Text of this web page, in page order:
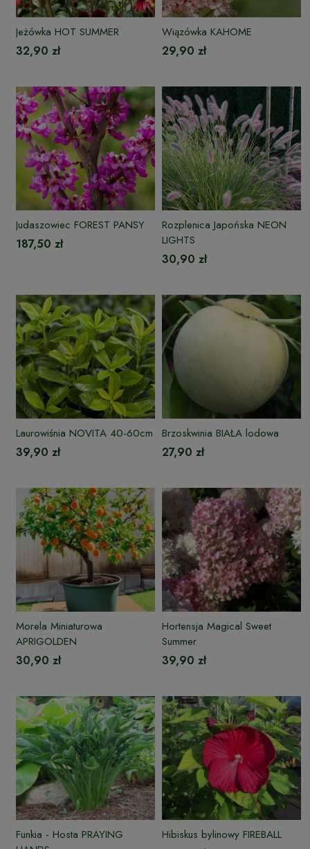
Jeżówka HOT SUMMER
32,90 zł
Wiązówka KAHOME
29,90 zł
Judaszowiec FOREST PANSY
187,50 zł
Rozplenica Japońska NEON
LIGHTS
30,90 zł
Laurowiśnia NOVITA 40-60cm
39,90 zł
Brzoskwinia BIAŁA lodowa
27,90 zł
Morela Miniaturowa
APRIGOLDEN
30,90 zł
Hortensja Magical Sweet
Summer
39,90 zł
Funkia - Hosta PRAYING
Hibiskus bylinowy FIREBALL